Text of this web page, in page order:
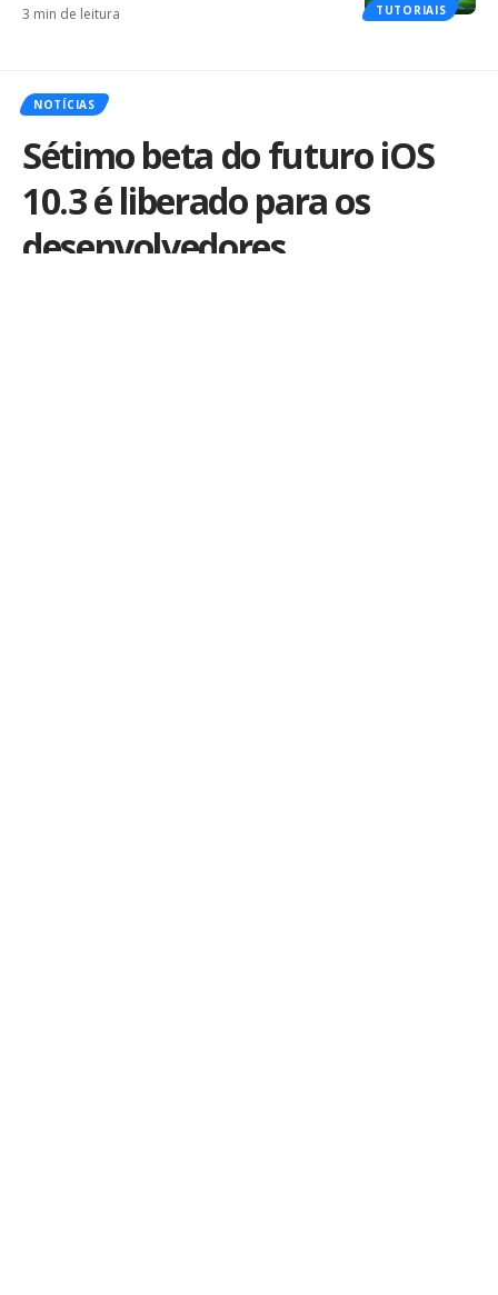
TUTORIAIS
3 min de leitura
NOTÍCIAS
Sétimo beta do futuro iOS
10.3 é liberado para os
desenvolvedores